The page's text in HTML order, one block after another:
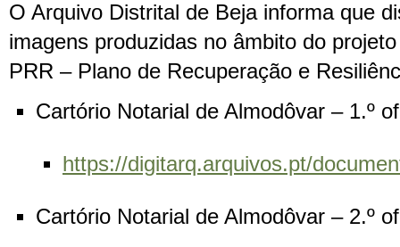
O Arquivo Distrital de Beja informa que
imagens produzidas no âmbito do
PRR – Plano de Recuperação e
Cartório Notarial de Almodôvar – 1.º
https://digitarq.arquivos.pt/
Cartório Notarial de Almodôvar – 2.º